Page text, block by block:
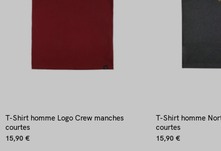
T-Shirt homme Logo Crew manches
courtes
15,90 €
T-Shirt homme
courtes
15,90 €